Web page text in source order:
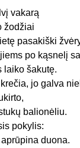
vakarą
žodžiai
pasakiški
po kąsnelį
laiko šakutę.
jo galva
balionėliu.
pokylis:
duona.